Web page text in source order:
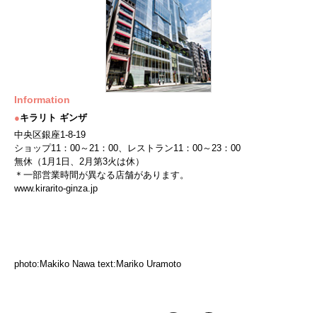
Information
●キラリト ギンザ
中央区銀座1-8-19
ショップ11：00～21：00、レストラン11：00～23：00
無休（1月1日、2月第3火は休）
＊一部営業時間が異なる店舗があります。
www.kirarito-ginza.jp
photo:Makiko Nawa text:Mariko Uramoto